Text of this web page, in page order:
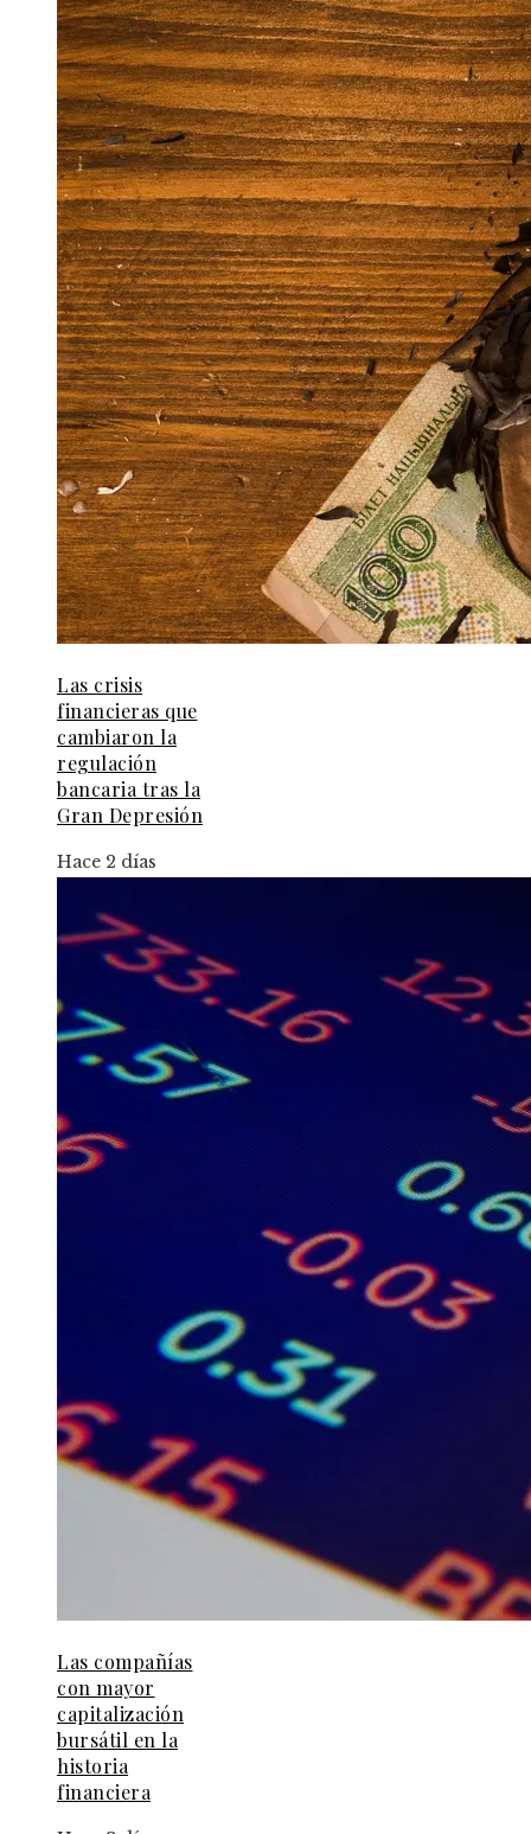
Las crisis
financieras que
cambiaron la
regulación
bancaria tras la
Gran Depresión
Hace 2 días
Las compañías
con mayor
capitalización
bursátil en la
historia
financiera